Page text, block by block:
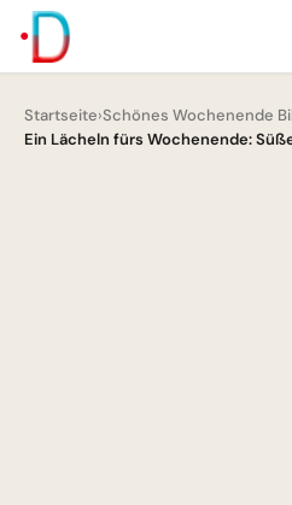
Startseite›Schönes Wochenende
Ein Lächeln fürs Wochenende: